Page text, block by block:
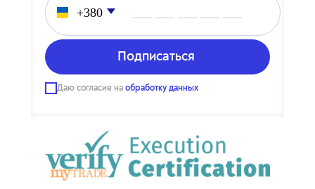
Даю согласие на обработку данных